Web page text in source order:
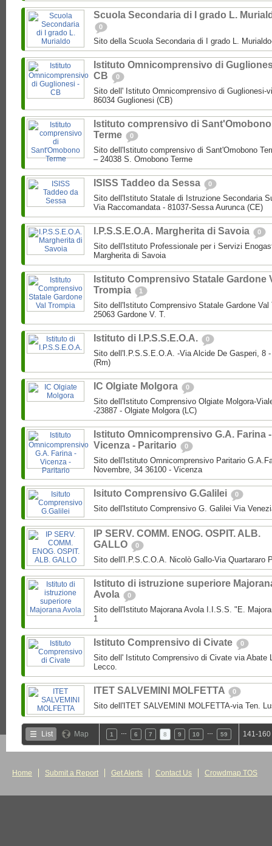
Scuola Secondaria di I grado L.
0
Sito della Scuola Secondaria di I grado L.
Istituto Omnicomprensivo di
CB
0
Sito dell' Istituto Omnicomprensivo di Guglionesi-
86034 Guglionesi (CB)
Istituto comprensivo di Sant'Omobono
Terme
0
Sito dell'Istituto comprensivo di Sant'Omobono
– 24038 S. Omobono Terme
ISISS Taddeo da Sessa 0
Sito dell'Istituto Statale di Istruzione Secondaria
Via Raccomandata - 81037-Sessa Aurunca (CE)
I.P.S.S.E.O.A. Margherita di Savoia 0
Sito dell'Istituto Professionale per i Servizi
Margherita di Savoia
Istituto Comprensivo Statale Gardone
Trompia
1
Sito dell'Istituto Comprensivo Statale Gardone
25063 Gardone V. T.
Istituto di I.P.S.S.E.O.A. 0
Sito dell'I.P.S.S.E.O.A. -Via Alcide De Gasperi, 8
(Rm)
IC Olgiate Molgora 0
Sito dell'Istituto Comprensivo Olgiate Molgora-
-23887 - Olgiate Molgora (LC)
Istituto Omnicomprensivo G.A. Farina -
Vicenza - Paritario
0
Sito dell'Istituto Omnicomprensivo Paritario
Novembre, 34 36100 - Vicenza
Isituto Comprensivo G.Galilei 0
Sito dell'Istituto Comprensivo G. Galilei Via
IP SERV. COMM. ENOG. OSPIT. ALB.
GALLO
0
Sito dell'I.P.S.C.O.A. Nicolò Gallo-Via Quartararo
Istituto di istruzione superiore
Avola
0
Sito dell'Istituto Majorana Avola I.I.S.S. "E.
1
Istituto Comprensivo di Civate 0
Sito dell' Istituto Comprensivo di Civate via Abate
Lecco.
ITET SALVEMINI MOLFETTA 0
Sito dell'ITET SALVEMINI MOLFETTA-via Ten.
List Map 1 6 7 8 9 10 59 141-
Home Submit a Report Get Alerts Contact Us Crowdmap TOS